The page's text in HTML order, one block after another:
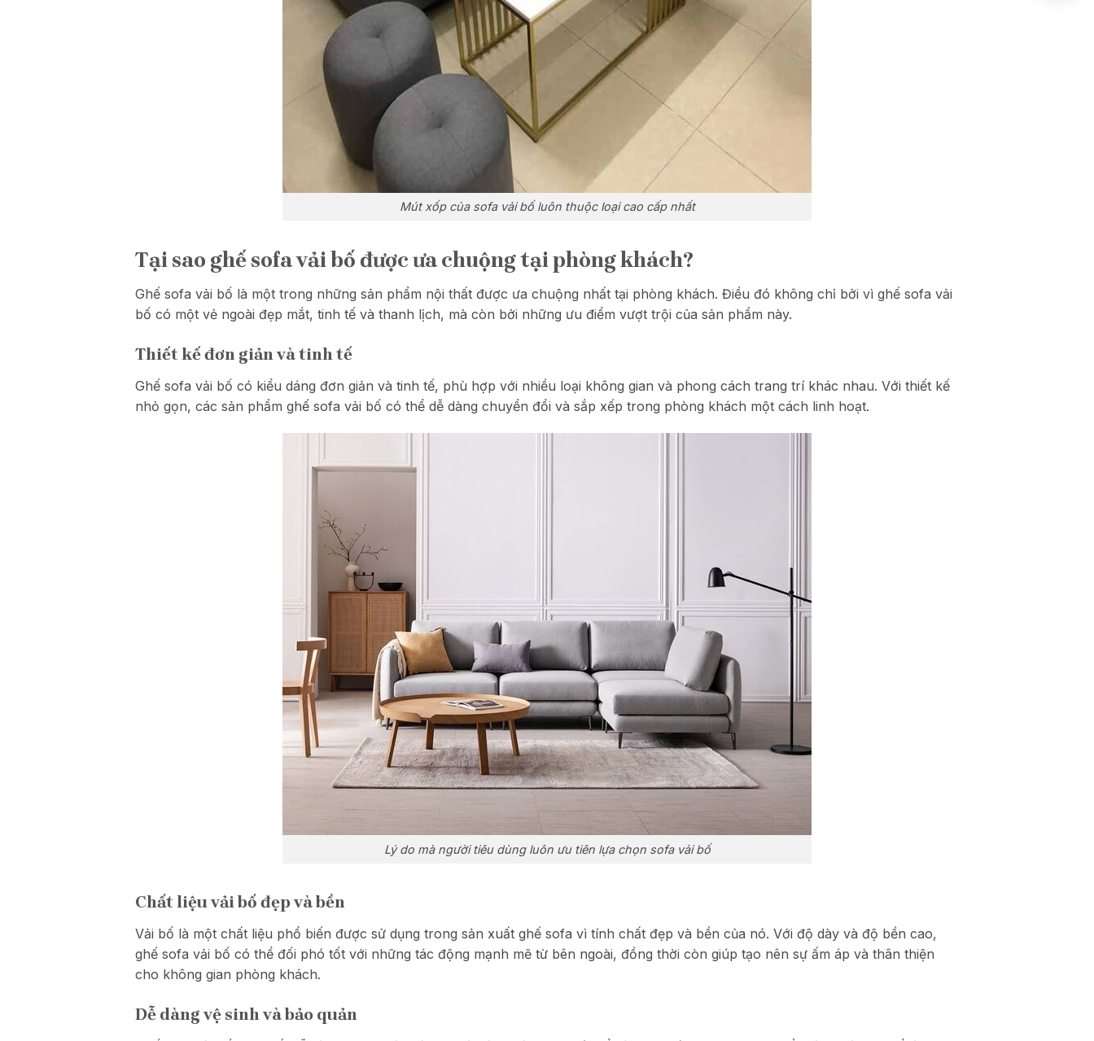
Mút xốp của sofa vải bố luôn thuộc loại cao cấp nhất
Tại sao ghế sofa vải bố được ưa chuộng tại phòng khách?
Ghế sofa vải bố là một trong những sản phẩm nội thất được ưa chuộng nhất tại phòng khách. Điều đó không chỉ bởi vì ghế sofa vải
bố có một vẻ ngoài đẹp mắt, tinh tế và thanh lịch, mà còn bởi những ưu điểm vượt trội của sản phẩm này.
Thiết kế đơn giản và tinh tế
Ghế sofa vải bố có kiểu dáng đơn giản và tinh tế, phù hợp với nhiều loại không gian và phong cách trang trí khác nhau. Với thiết kế
nhỏ gọn, các sản phẩm ghế sofa vải bố có thể dễ dàng chuyển đổi và sắp xếp trong phòng khách một cách linh hoạt.
Lý do mà người tiêu dùng luôn ưu tiên lựa chọn sofa vải bố
Chất liệu vải bố đẹp và bền
Vải bố là một chất liệu phổ biến được sử dụng trong sản xuất ghế sofa vì tính chất đẹp và bền của nó. Với độ dày và độ bền cao,
ghế sofa vải bố có thể đối phó tốt với những tác động mạnh mẽ từ bên ngoài, đồng thời còn giúp tạo nên sự ấm áp và thân thiện
cho không gian phòng khách.
Dễ dàng vệ sinh và bảo quản